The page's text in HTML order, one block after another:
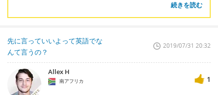
続きを読む
先に言っていいよって英語でな
んて言うの？
2019/07/31 20:32
Allex H
南アフリカ 1